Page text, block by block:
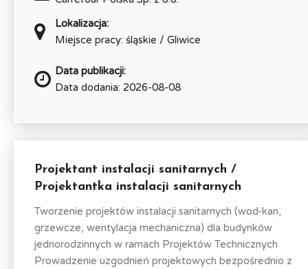
Lokalizacja:
Miejsce pracy: śląskie / Gliwice
Data publikacji:
Data dodania: 2026-08-08
Projektant instalacji sanitarnych /
Projektantka instalacji sanitarnych
Tworzenie projektów instalacji sanitarnych (wod-kan,
grzewcze, wentylacja mechaniczna) dla budynków
jednorodzinnych w ramach Projektów Technicznych
Prowadzenie uzgodnień projektowych bezpośrednio z